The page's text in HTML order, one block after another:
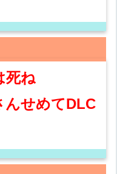
死ね
んせめてDLC